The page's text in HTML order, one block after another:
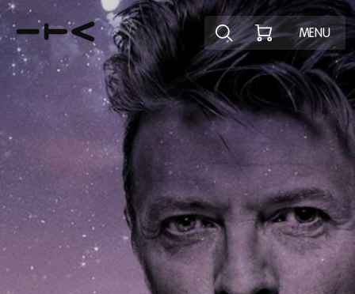
Ontdek het
MENU